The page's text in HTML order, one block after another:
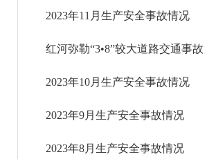
2023年11月生产安全事故情况
红河弥勒“3•8”较大道路交通事故
2023年10月生产安全事故情况
2023年9月生产安全事故情况
2023年8月生产安全事故情况